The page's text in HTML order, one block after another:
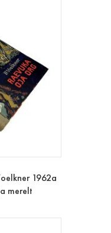
1962a
merelt